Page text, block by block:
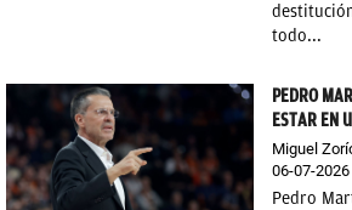
todo...
PEDRO
ESTAR EN
Miguel
06-07-2026
Pedro